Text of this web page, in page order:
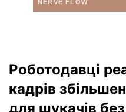
Роботодавці
кадрів
для шукачів